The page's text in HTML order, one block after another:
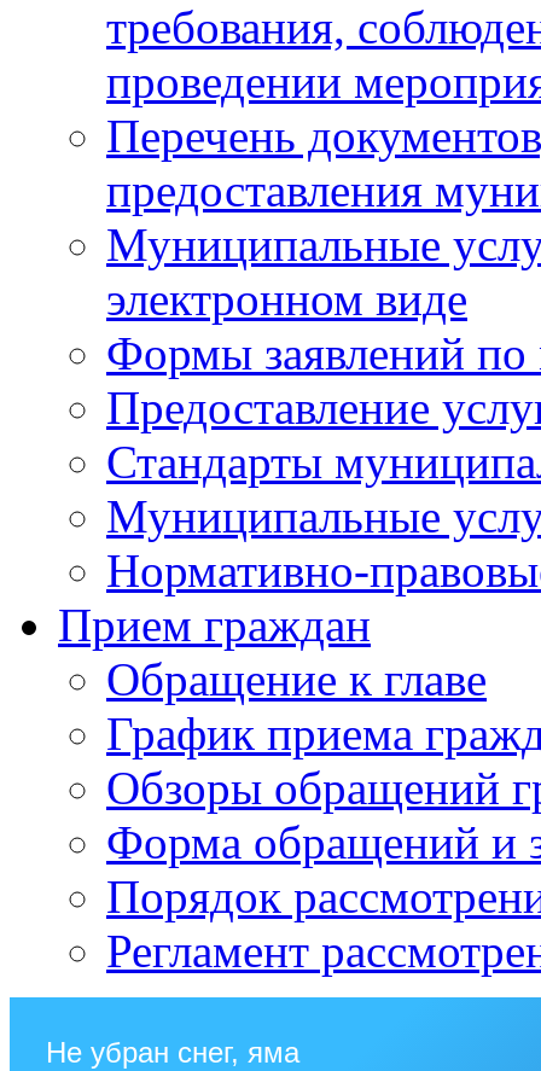
требования,
проведении
Перечень
предоставления
Муниципальные
электронном виде
Формы заявлений
Предоставление
Стандарты
Муниципальные
Нормативно-
Прием граждан
Обращение к главе
График приема
Обзоры обращений
Форма обращений и
Порядок
Регламент
Не убран снег, яма